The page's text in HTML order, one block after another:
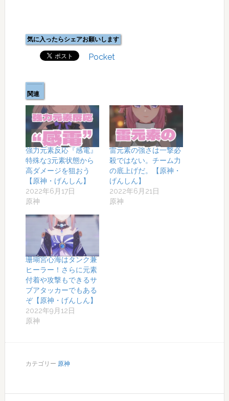
気に入ったらシェアお願いします
Pocket
関連
強力元素反応『感電』
特殊な3元素状態から
高ダメージを狙おう
【原神・げんしん】
2022年6月17日
原神
雷元素の強さは一撃必
殺ではない。チーム力
の底上げだ。【原神・
げんしん】
2022年6月21日
原神
珊瑚宮心海はタンク兼
ヒーラー！さらに元素
付着や攻撃もできるサ
ブアタッカーでもある
ぞ【原神・げんしん】
2022年9月12日
原神
カテゴリー 原神